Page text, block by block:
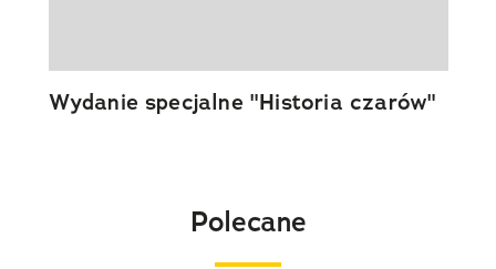
Wydanie specjalne "Historia czarów"
Polecane